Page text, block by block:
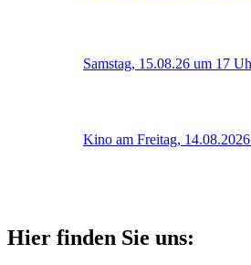
Samstag, 15.08.26 um 17
Kino am Freitag,
Hier finden Sie uns: